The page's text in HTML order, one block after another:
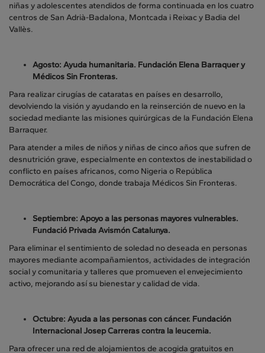
niñas y adolescentes atendidos de forma continuada en los cuatro
centros de San Adrià-Badalona, Montcada i Reixac y Badia del
Vallès.
Agosto: Ayuda humanitaria. Fundación Elena Barraquer y
Médicos Sin Fronteras.
Para realizar cirugías de cataratas en países en desarrollo,
devolviendo la visión y ayudando en la reinserción de nuevo en la
sociedad mediante las misiones quirúrgicas de la Fundación Elena
Barraquer.
Para atender a miles de niños y niñas de cinco años que sufren de
desnutrición grave, especialmente en contextos de inestabilidad o
conflicto en países africanos, como Nigeria o República
Democrática del Congo, donde trabaja Médicos Sin Fronteras.
Septiembre: Apoyo a las personas mayores vulnerables.
Fundació Privada Avismón Catalunya.
Para eliminar el sentimiento de soledad no deseada en personas
mayores mediante acompañamientos, actividades de integración
social y comunitaria y talleres que promueven el envejecimiento
activo, mejorando así su bienestar y calidad de vida.
Octubre: Ayuda a las personas con cáncer. Fundación
Internacional Josep Carreras contra la leucemia.
Para ofrecer una red de alojamientos de acogida gratuitos en